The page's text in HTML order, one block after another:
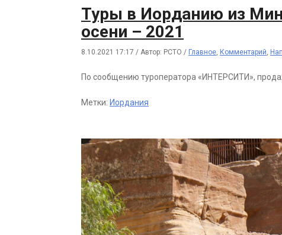
Туры в Иорданию из
осени – 2021
8.10.2021 17:17 / Автор: РСТО / Главное, Комментарий,
По сообщению туроператора «ИНТЕРСИТИ»,
Метки: Иордания